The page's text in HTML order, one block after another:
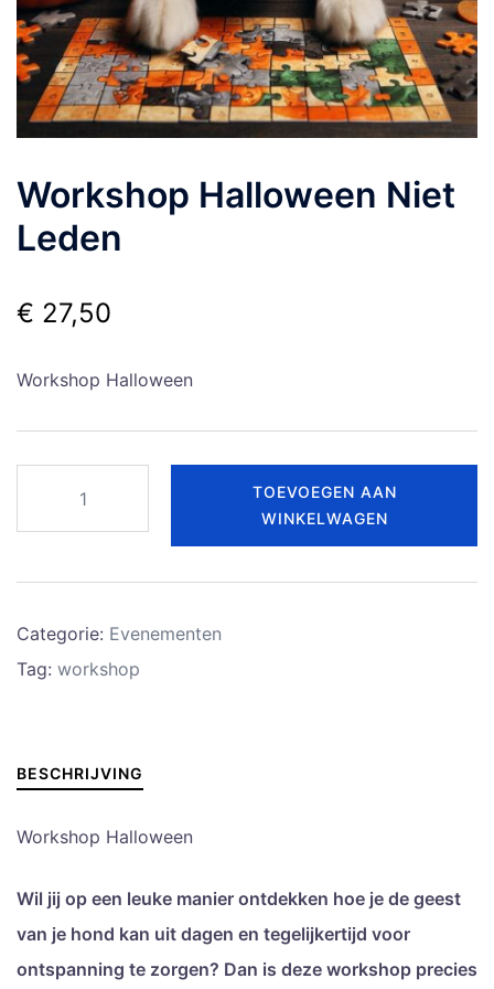
Workshop Halloween Niet
Leden
€ 27,50
Workshop Halloween
Leden
aantal
TOEVOEGEN AAN
WINKELWAGEN
Categorie: Evenementen
Tag: workshop
BESCHRIJVING
Workshop Halloween
Wil jij op een leuke manier ontdekken hoe je de geest
van je hond kan uit dagen en tegelijkertijd voor
ontspanning te zorgen? Dan is deze workshop precies